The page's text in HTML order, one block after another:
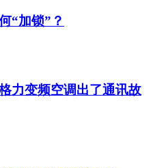
“加锁”？
力变频空调出了通讯故